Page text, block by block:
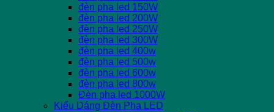
đèn pha led 150W
đèn pha led 200W
đèn pha led 250W
đèn pha led 300W
đèn pha led 400w
đèn pha led 500w
đèn pha led 600w
đèn pha led 800w
Đèn pha led 1000W
Kiểu Dáng Đèn Pha LED